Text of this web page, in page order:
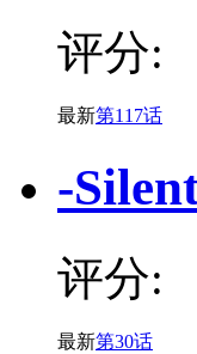
评分:
最新第117话
-
评分:
最新第30话